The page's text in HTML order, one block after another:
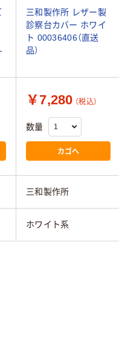
三和製作所 レザー製
診察台カバー ホワイ
ト 00036406（直送
品）
￥7,280 （税込）
数量
カゴへ
三和製作所
ホワイト系